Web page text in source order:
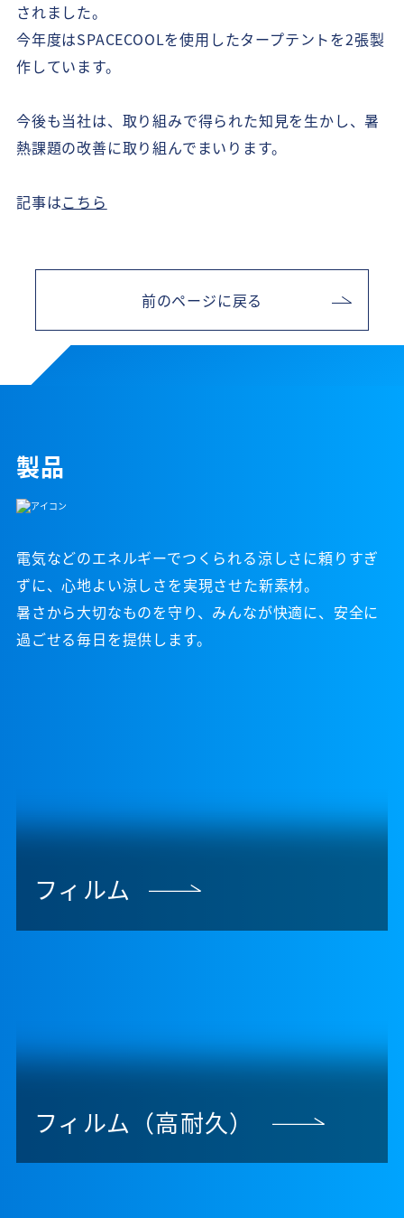
されました。
今年度はSPACECOOLを使用したタープテントを2張製
作しています。
今後も当社は、取り組みで得られた知見を生かし、暑
熱課題の改善に取り組んでまいります。
記事はこちら
前のページに戻る
製品
電気などのエネルギーでつくられる涼しさに頼りすぎ
ずに、心地よい涼しさを実現させた新素材。
暑さから大切なものを守り、みんなが快適に、安全に
過ごせる毎日を提供します。
フィルム
フィルム（高耐久）